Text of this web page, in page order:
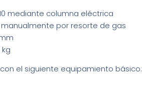
mediante columna eléctrica
manualmente por resorte de gas
el siguiente equipamiento básico: